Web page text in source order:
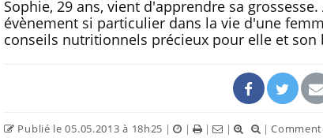
Sophie, 29 ans, vient d'apprendre sa
évènement si particulier dans la vie d'une
conseils nutritionnels précieux pour elle et son
Publié le 05.05.2013 à 18h25 | | | | |